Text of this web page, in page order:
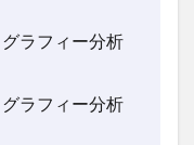
ラフィー分析
ラフィー分析